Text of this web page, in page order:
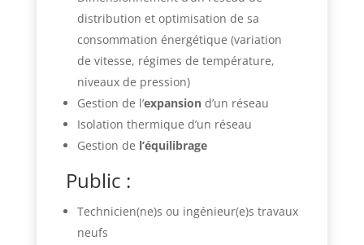
distribution et optimisation de sa
consommation énergétique (variation
de vitesse, régimes de température,
niveaux de pression)
Gestion de l’expansion d’un réseau
Isolation thermique d’un réseau
Gestion de l’équilibrage
Public :
Technicien(ne)s ou ingénieur(e)s travaux
neufs